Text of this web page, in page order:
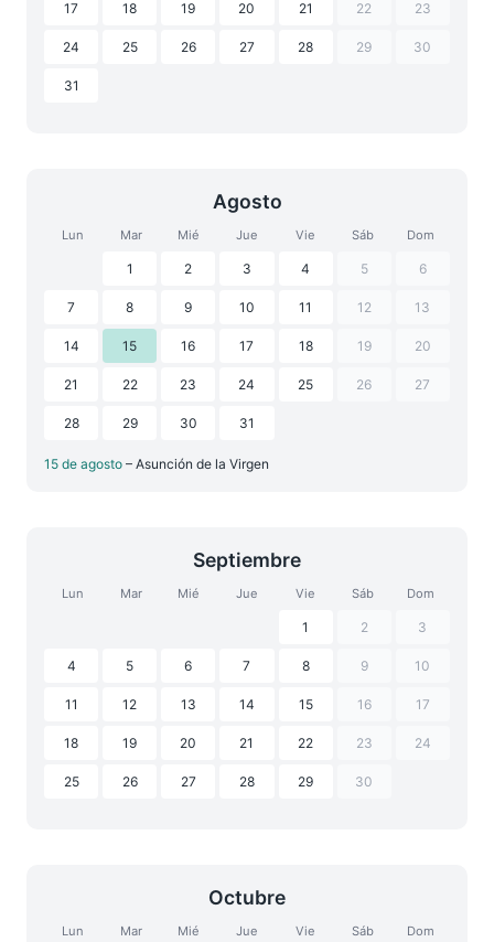
17 18 19 20 21 22 23
24 25 26 27 28 29 30
31
Agosto
Lun Mar Mié Jue Vie Sáb Dom
1 2 3 4 5 6
7 8 9 10 11 12 13
14 15 16 17 18 19 20
21 22 23 24 25 26 27
28 29 30 31
15 de agosto – Asunción de la Virgen
Septiembre
Lun Mar Mié Jue Vie Sáb Dom
1 2 3
4 5 6 7 8 9 10
11 12 13 14 15 16 17
18 19 20 21 22 23 24
25 26 27 28 29 30
Octubre
Lun Mar Mié Jue Vie Sáb Dom